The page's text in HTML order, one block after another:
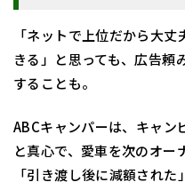
「ネットで上位だから大
きる」と思っても、広告頼
することも。
ABCキャンパーは、キャン
と真心で、愛車を次のオー
「引き渡し後に減額され